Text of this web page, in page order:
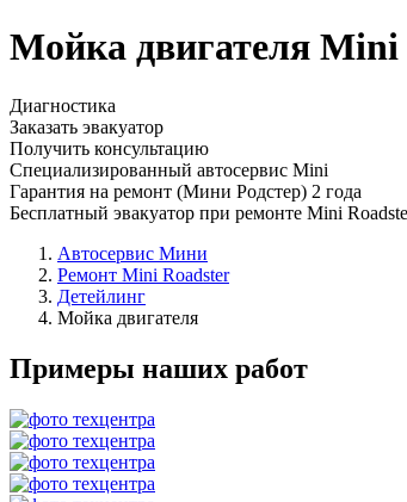
Мойка двигателя
Диагностика
Заказать эвакуатор
Получить консультацию
Специализированный автосервис Mini
Гарантия на ремонт (Мини Родстер) 2 года
Бесплатный эвакуатор при ремонте Mini
Автосервис Мини
Ремонт Mini Roadster
Детейлинг
Мойка двигателя
Примеры наших работ